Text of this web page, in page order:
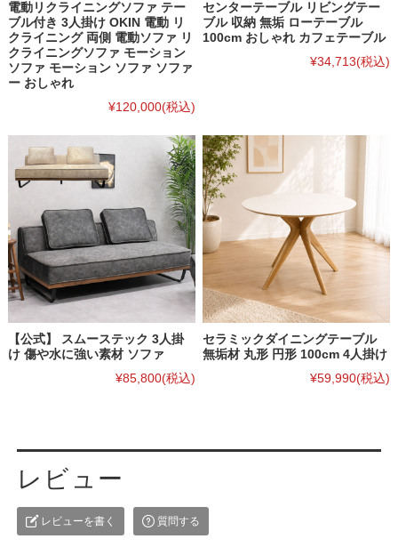
電動リクライニングソファ テー
ブル付き 3人掛け OKIN 電動 リ
クライニング 両側 電動ソファ リ
クライニングソファ モーション
ソファ モーション ソファ ソファ
ー おしゃれ
¥120,000(税込)
センターテーブル リビングテー
ブル 収納 無垢 ローテーブル
100cm おしゃれ カフェテーブル
¥34,713(税込)
【公式】 スムーステック 3人掛
け 傷や水に強い素材 ソファ
¥85,800(税込)
セラミックダイニングテーブル
無垢材 丸形 円形 100cm 4人掛け
¥59,990(税込)
レビュー
レビューを書く 質問する